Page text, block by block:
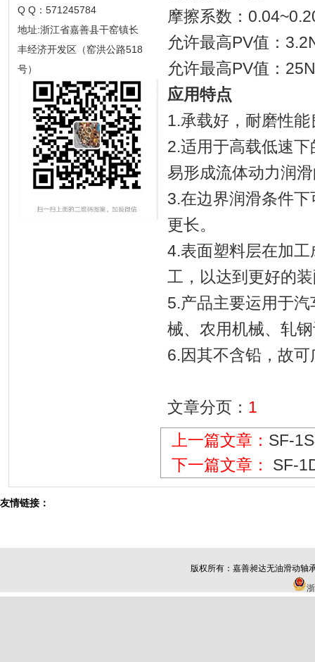
Q Q：571245784
地址:浙江省嘉善县干窑镇长
丰经济开发区（窑洪公路518
号）
摩擦系数：
允许最高PV值：
允许最高PV值：
应用特点
1.承载好，耐磨性能
2.适用于高载低速
易形成流体动力润
3.在边界润滑条件
更长。
4.表面塑料层在加
工，以达到更好的
5.产品主要运用于
械、农用机械、轧
6.因其不含铅，故
文章分页： 1
上一篇文章： SF-
下一篇文章：
SF-
友情链接：
版权所有： 嘉善昶达无油滑动轴